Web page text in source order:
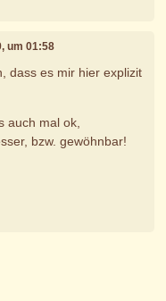
um 01:58
dass es mir hier explizit
auch mal ok,
bzw. gewöhnbar!